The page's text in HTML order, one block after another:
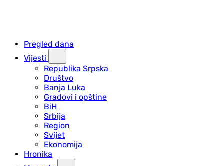
Pregled dana
Vijesti
Republika Srpska
Društvo
Banja Luka
Gradovi i opštine
BiH
Srbija
Region
Svijet
Ekonomija
Hronika